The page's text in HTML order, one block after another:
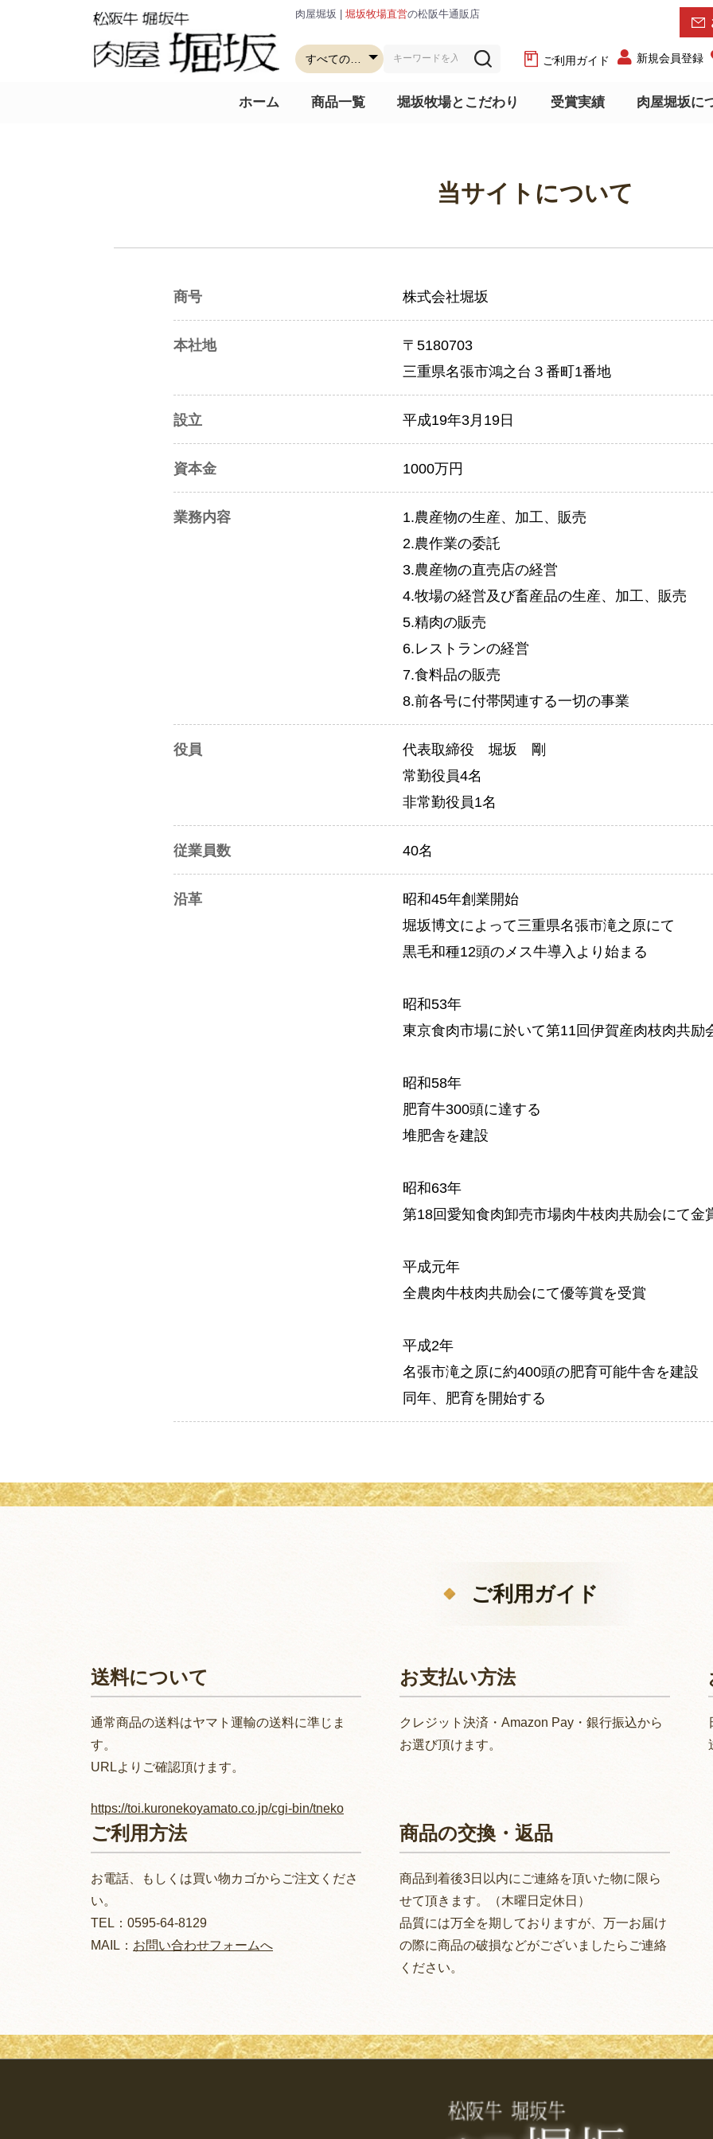
肉屋堀坂 | 堀坂牧場直営の松阪牛通販店
ご利用ガイド 新規会員登録
ホーム 商品一覧 堀坂牧場とこだわり 受賞実績 肉屋堀坂に
当サイトについて
商号 株式会社堀坂
本社地
〒5180703
三重県名張市鴻之台３番町1番地
設立 平成19年3月19日
資本金 1000万円
業務内容
1.農産物の生産、加工、販売
2.農作業の委託
3.農産物の直売店の経営
4.牧場の経営及び畜産品の生産、加工、販売
5.精肉の販売
6.レストランの経営
7.食料品の販売
8.前各号に付帯関連する一切の事業
役員
代表取締役 堀坂 剛
常勤役員4名
非常勤役員1名
従業員数 40名
沿革
昭和45年創業開始
堀坂博文によって三重県名張市滝之原にて
黒毛和種12頭のメス牛導入より始まる
昭和53年
東京食肉市場に於いて第11回伊賀産肉枝肉共励
昭和58年
肥育牛300頭に達する
堆肥舎を建設
昭和63年
第18回愛知食肉卸売市場肉牛枝肉共励会にて金
平成元年
全農肉牛枝肉共励会にて優等賞を受賞
平成2年
名張市滝之原に約400頭の肥育可能牛舎を建設
同年、肥育を開始する
ご利用ガイド
送料について
通常商品の送料はヤマト運輸の送料に準じま
す。
URLよりご確認頂けます。
https://toi.kuronekoyamato.co.jp/cgi-bin/tneko
ご利用方法
お電話、もしくは買い物カゴからご注文くださ
い。
TEL：0595-64-8129
MAIL： お問い合わせフォームへ
お支払い方法
クレジット決済・Amazon Pay・銀行振込から
お選び頂けます。
商品の交換・返品
商品到着後3日以内にご連絡を頂いた物に限ら
せて頂きます。（木曜日定休日）
品質には万全を期しておりますが、万一お届け
の際に商品の破損などがございましたらご連絡
ください。